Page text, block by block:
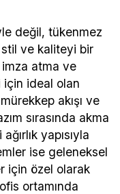
değil, tükenmez
ve kaliteyi bir
atma ve
için ideal olan
akışı ve
sırasında akma
yapısıyla
ise geleneksel
için özel olarak
ortamında